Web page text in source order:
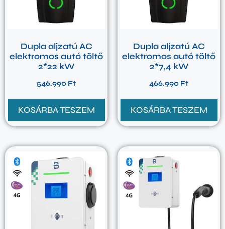
Dupla aljzatú AC
elektromos autó töltő
2*22 kW
546.990 Ft
KOSÁRBA TESZEM
Dupla aljzatú AC
elektromos autó töltő
2*7,4 kW
466.990 Ft
KOSÁRBA TESZEM